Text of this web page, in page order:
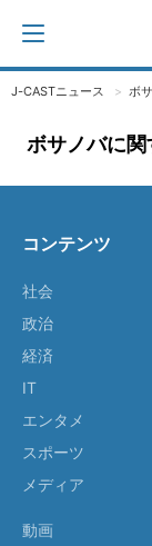
J-CASTニュース ボ
ボサノバに
コンテンツ
社会
政治
経済
IT
エンタメ
スポーツ
メディア
動画